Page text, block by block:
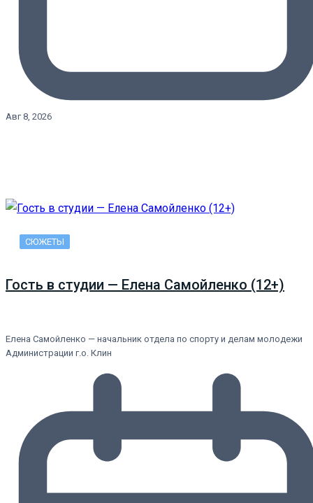
Авг 8, 2026
СЮЖЕТЫ
Гость в студии — Елена Самойленко (12+)
Елена Самойленко — начальник отдела по спорту и делам молодежи
Администрации г.о. Клин